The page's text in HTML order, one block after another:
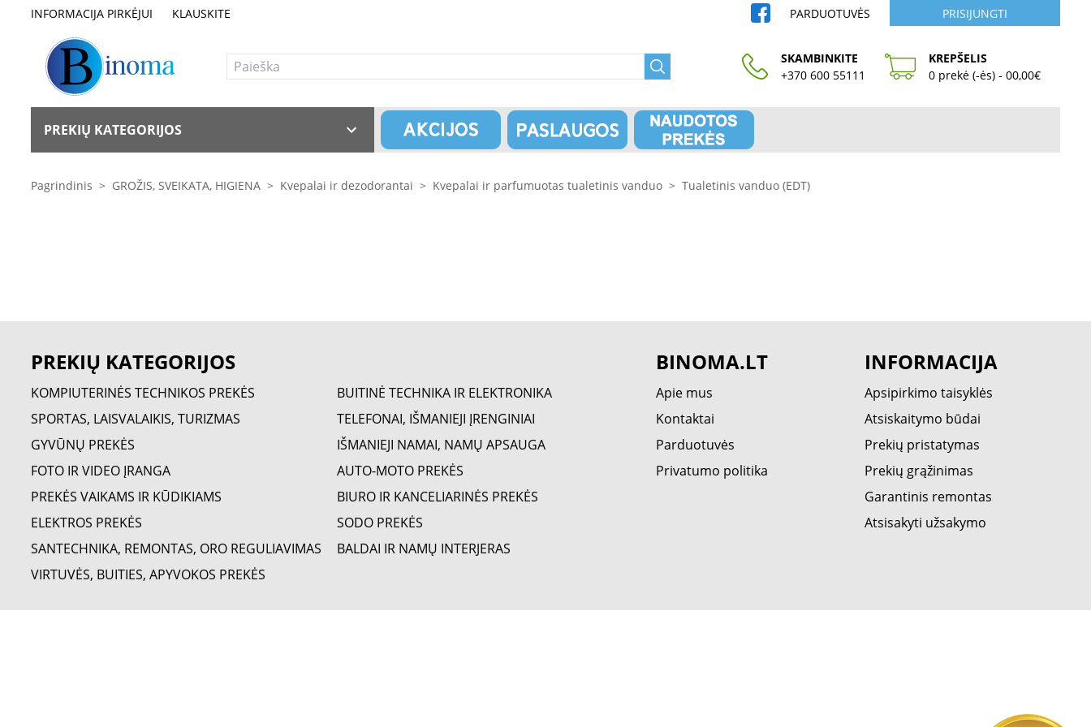
INFORMACIJA PIRKĖJUI KLAUSKITE PARDUOTUVĖS PRISIJUNGTI
SKAMBINKITE
+370 600 55111
KREPŠELIS
0 prekė (-ės) - 00,00€
PREKIŲ KATEGORIJOS
Pagrindinis > GROŽIS, SVEIKATA, HIGIENA > Kvepalai ir dezodorantai > Kvepalai ir parfumuotas tualetinis vanduo > Tualetinis vanduo (EDT)
PREKIŲ KATEGORIJOS
KOMPIUTERINĖS TECHNIKOS PREKĖS
BUITINĖ TECHNIKA IR ELEKTRONIKA
SPORTAS, LAISVALAIKIS, TURIZMAS
TELEFONAI, IŠMANIEJI ĮRENGINIAI
GYVŪNŲ PREKĖS
IŠMANIEJI NAMAI, NAMŲ APSAUGA
SANTECHNIKA, REMONTAS, ORO REGULIAVIMAS
FOTO IR VIDEO ĮRANGA
AUTO-MOTO PREKĖS
PREKĖS VAIKAMS IR KŪDIKIAMS
BIURO IR KANCELIARINĖS PREKĖS
ELEKTROS PREKĖS
SODO PREKĖS
BALDAI IR NAMŲ INTERJERAS
VIRTUVĖS, BUITIES, APYVOKOS PREKĖS
BINOMA.LT
Apie mus
Kontaktai
Parduotuvės
Privatumo politika
INFORMACIJA
Apsipirkimo taisyklės
Atsiskaitymo būdai
Prekių pristatymas
Prekių grąžinimas
Garantinis remontas
Atsisakyti užsakymo